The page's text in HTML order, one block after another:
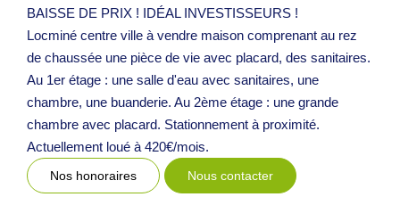
BAISSE DE PRIX ! IDÉAL INVESTISSEURS !
Locminé centre ville à vendre maison comprenant au rez
de chaussée une pièce de vie avec placard, des sanitaires.
Au 1er étage : une salle d'eau avec sanitaires, une
chambre, une buanderie. Au 2ème étage : une grande
chambre avec placard. Stationnement à proximité.
Actuellement loué à 420€/mois.
Nos honoraires Nous contacter